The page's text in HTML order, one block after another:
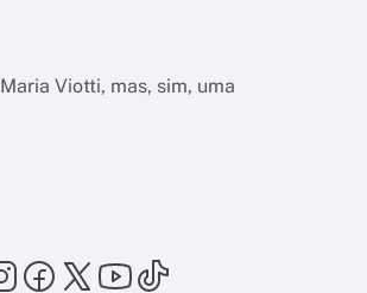
Viotti, mas, sim, uma